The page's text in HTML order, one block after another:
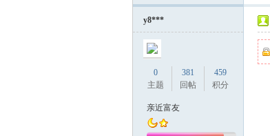
y8***
0
主题
381
回帖
459
积分
亲近富友